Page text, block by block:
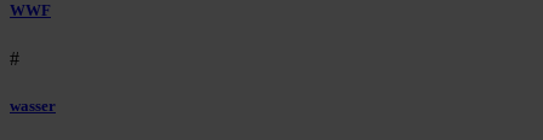
WWF
#
wasser